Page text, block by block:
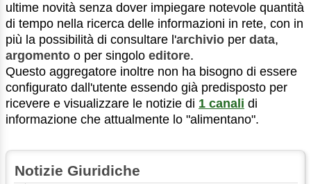
ultime novità senza dover impiegare notevole quantità
di tempo nella ricerca delle informazioni in rete, con in
più la possibilità di consultare l'archivio per data,
argomento o per singolo editore.
Questo aggregatore inoltre non ha bisogno di essere
configurato dall'utente essendo già predisposto per
ricevere e visualizzare le notizie di 1 canali di
informazione che attualmente lo "alimentano".
Notizie Giuridiche